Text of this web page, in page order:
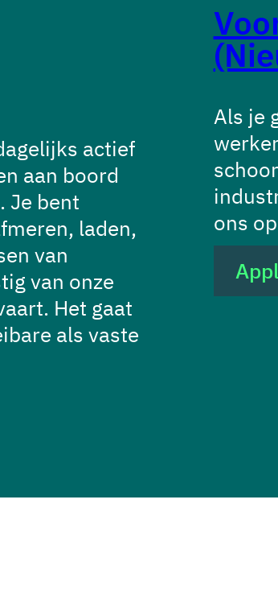
actief
aan boord
Je bent
laden,
van
van onze
Het gaat
als vaste
Als je
ons